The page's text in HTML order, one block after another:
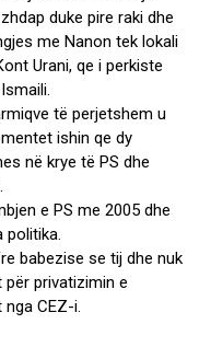
duke pire raki dhe
me Nanon tek lokali
Urani, qe i perkiste
të perjetshem u
ishin qe dy
në krye të PS dhe
e PS me 2005 dhe
politika.
babezise se tij dhe nuk
privatizimin e
CEZ-i.